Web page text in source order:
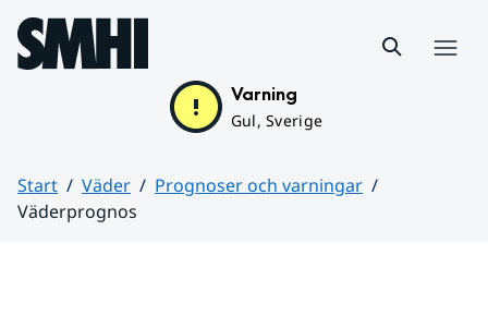
Hoppa till sidans innehåll
Varning
Gul, Sverige
Start Väder
Prognoser och varningar
Väderprognos